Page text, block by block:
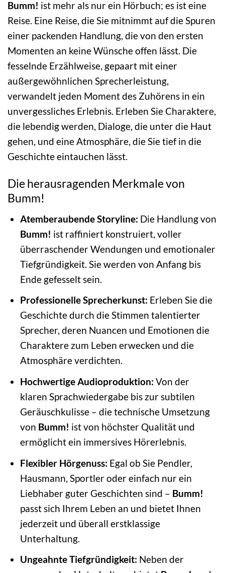
Bumm! ist mehr als nur ein Hörbuch; es ist eine
Reise. Eine Reise, die Sie mitnimmt auf die Spuren
einer packenden Handlung, die von den ersten
Momenten an keine Wünsche offen lässt. Die
fesselnde Erzählweise, gepaart mit einer
außergewöhnlichen Sprecherleistung,
verwandelt jeden Moment des Zuhörens in ein
unvergessliches Erlebnis. Erleben Sie Charaktere,
die lebendig werden, Dialoge, die unter die Haut
gehen, und eine Atmosphäre, die Sie tief in die
Geschichte eintauchen lässt.
Die herausragenden Merkmale von
Bumm!
Atemberaubende Storyline: Die Handlung von
Bumm! ist raffiniert konstruiert, voller
überraschender Wendungen und emotionaler
Tiefgründigkeit. Sie werden von Anfang bis
Ende gefesselt sein.
Professionelle Sprecherkunst: Erleben Sie die
Geschichte durch die Stimmen talentierter
Sprecher, deren Nuancen und Emotionen die
Charaktere zum Leben erwecken und die
Atmosphäre verdichten.
Hochwertige Audioproduktion: Von der
klaren Sprachwiedergabe bis zur subtilen
Geräuschkulisse – die technische Umsetzung
von Bumm! ist von höchster Qualität und
ermöglicht ein immersives Hörerlebnis.
Flexibler Hörgenuss: Egal ob Sie Pendler,
Hausmann, Sportler oder einfach nur ein
Liebhaber guter Geschichten sind – Bumm!
passt sich Ihrem Leben an und bietet Ihnen
jederzeit und überall erstklassige
Unterhaltung.
Ungeahnte Tiefgründigkeit: Neben der